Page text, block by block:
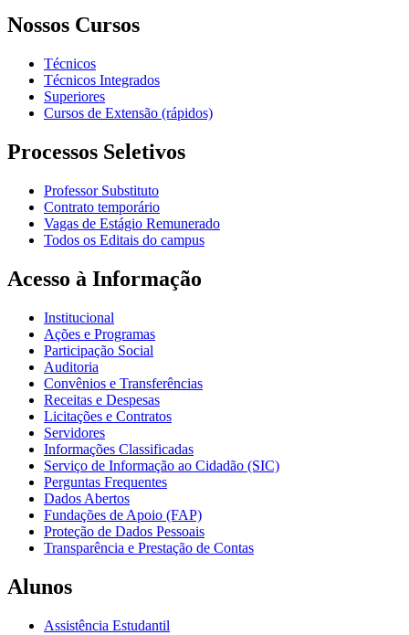
Nossos Cursos
Técnicos
Técnicos Integrados
Superiores
Cursos de Extensão (rápidos)
Processos Seletivos
Professor Substituto
Contrato temporário
Vagas de Estágio Remunerado
Todos os Editais do campus
Acesso à Informação
Institucional
Ações e Programas
Participação Social
Auditoria
Convênios e Transferências
Receitas e Despesas
Licitações e Contratos
Servidores
Informações Classificadas
Serviço de Informação ao Cidadão (SIC)
Perguntas Frequentes
Dados Abertos
Fundações de Apoio (FAP)
Proteção de Dados Pessoais
Transparência e Prestação de Contas
Alunos
Assistência Estudantil